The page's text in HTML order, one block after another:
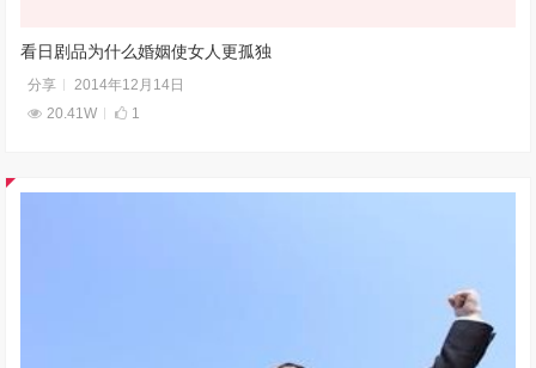
看日剧品为什么婚姻使女人更孤独
分享
2014年12月14日
20.41W
1